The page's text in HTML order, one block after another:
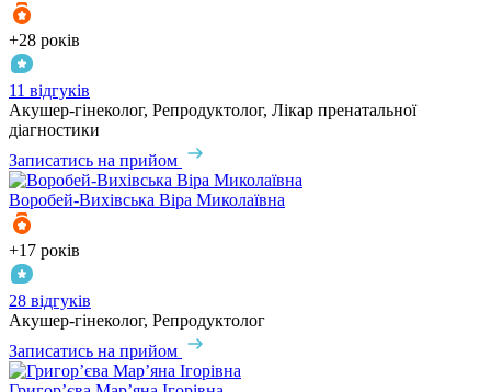
+28 років
11 відгуків
Акушер-гінеколог, Репродуктолог, Лікар пренатальної
діагностики
Записатись на прийом
Воробей-Вихівська Віра Миколаївна
+17 років
28 відгуків
Акушер-гінеколог, Репродуктолог
Записатись на прийом